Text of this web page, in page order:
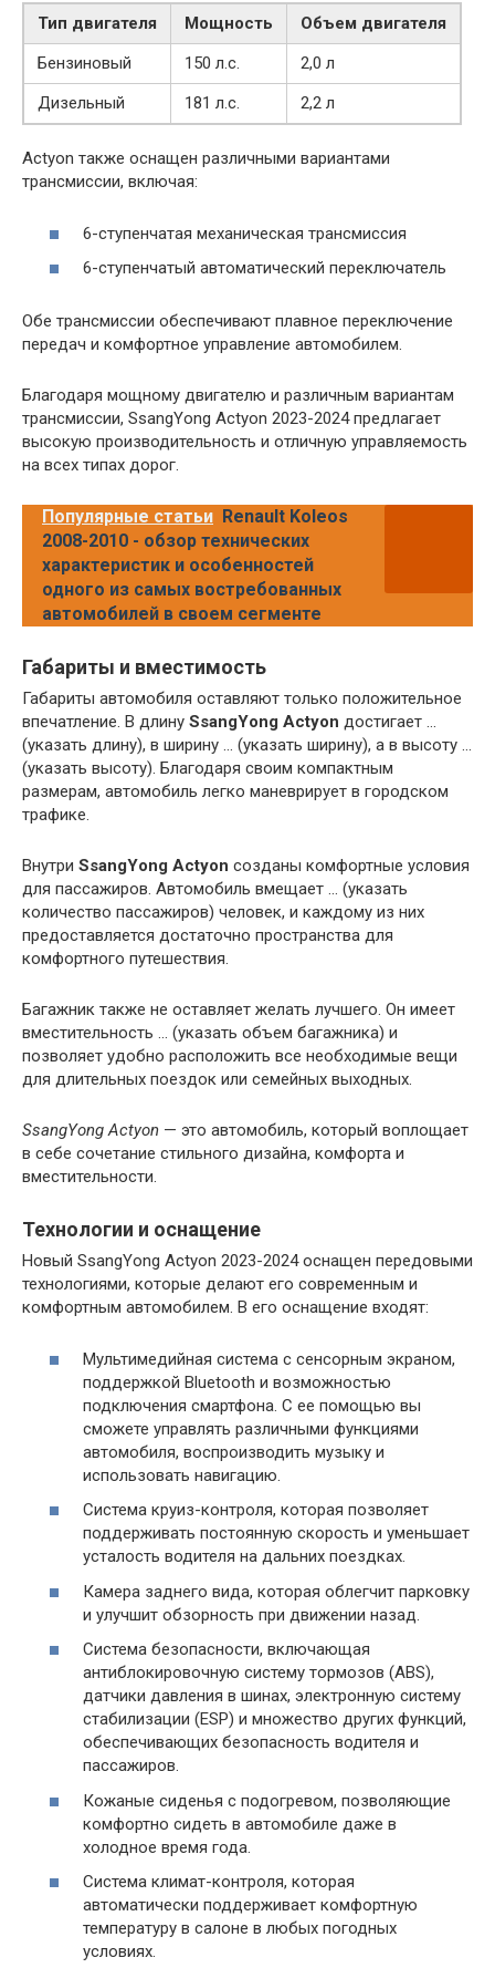
Тип двигателя Мощность
Объем двигателя
Бензиновый
150 л.с.
2,0 л
Дизельный
181 л.с. 2,2 л
Actyon также оснащен различными вариантами
трансмиссии, включая:
6-ступенчатая механическая трансмиссия
6-ступенчатый автоматический переключатель
Обе трансмиссии обеспечивают плавное переключение
передач и комфортное управление автомобилем.
Благодаря мощному двигателю и различным вариантам
трансмиссии, SsangYong Actyon 2023-2024 предлагает
высокую производительность и отличную управляемость
на всех типах дорог.
Популярные статьи Renault Koleos
2008-2010 - обзор технических
характеристик и особенностей
одного из самых востребованных
автомобилей в своем сегменте
Габариты и вместимость
Габариты автомобиля оставляют только положительное
впечатление. В длину SsangYong Actyon достигает …
(указать длину), в ширину … (указать ширину), а в высоту …
(указать высоту). Благодаря своим компактным
размерам, автомобиль легко маневрирует в городском
трафике.
Внутри SsangYong Actyon созданы комфортные условия
для пассажиров. Автомобиль вмещает … (указать
количество пассажиров) человек, и каждому из них
предоставляется достаточно пространства для
комфортного путешествия.
Багажник также не оставляет желать лучшего. Он имеет
вместительность … (указать объем багажника) и
позволяет удобно расположить все необходимые вещи
для длительных поездок или семейных выходных.
SsangYong Actyon — это автомобиль, который воплощает
в себе сочетание стильного дизайна, комфорта и
вместительности.
Технологии и оснащение
Новый SsangYong Actyon 2023-2024 оснащен передовыми
технологиями, которые делают его современным и
комфортным автомобилем. В его оснащение входят:
Мультимедийная система с сенсорным экраном,
поддержкой Bluetooth и возможностью
подключения смартфона. С ее помощью вы
сможете управлять различными функциями
автомобиля, воспроизводить музыку и
использовать навигацию.
Система круиз-контроля, которая позволяет
поддерживать постоянную скорость и уменьшает
усталость водителя на дальних поездках.
Камера заднего вида, которая облегчит парковку
и улучшит обзорность при движении назад.
Система безопасности, включающая
антиблокировочную систему тормозов (ABS),
датчики давления в шинах, электронную систему
стабилизации (ESP) и множество других функций,
обеспечивающих безопасность водителя и
пассажиров.
Кожаные сиденья с подогревом, позволяющие
комфортно сидеть в автомобиле даже в
холодное время года.
Система климат-контроля, которая
автоматически поддерживает комфортную
температуру в салоне в любых погодных
условиях.